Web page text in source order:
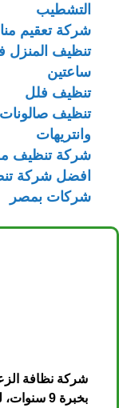
التشطيب
شركة تعقيم
تنظيف المنزل
ساعتين
تنظيف فلل
تنظيف صالونات
وانتريهات
شركة تنظيف
افضل شركة
شركات بمصر
شركة نظافة
بخبرة 9 سنوات، لخدمات تنظيف متكاملة داخلية وخارجية.